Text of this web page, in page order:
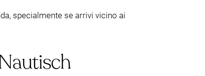
specialmente se arrivi vicino ai